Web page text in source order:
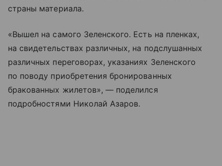
страны материала.
«Вышел на самого Зеленского. Есть на пленках,
на свидетельствах различных, на подслушанных
различных переговорах, указаниях Зеленского
по поводу приобретения бронированных
бракованных жилетов», — поделился
подробностями Николай Азаров.